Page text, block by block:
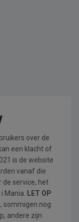
over de
een klacht of
is de website
vanaf die
de service, het
Mania.
LET OP
sommigen nog
andere zijn